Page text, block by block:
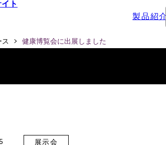
ト
製品紹介
ス 健康博覧会に出展しました
展示会